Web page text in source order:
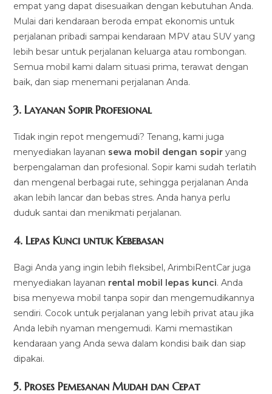
empat yang dapat disesuaikan dengan kebutuhan Anda.
Mulai dari kendaraan beroda empat ekonomis untuk
perjalanan pribadi sampai kendaraan MPV atau SUV yang
lebih besar untuk perjalanan keluarga atau rombongan.
Semua mobil kami dalam situasi prima, terawat dengan
baik, dan siap menemani perjalanan Anda.
3.Layanan Sopir Profesional
Tidak ingin repot mengemudi? Tenang, kami juga
menyediakan layanan sewa mobil dengan sopir yang
berpengalaman dan profesional. Sopir kami sudah terlatih
dan mengenal berbagai rute, sehingga perjalanan Anda
akan lebih lancar dan bebas stres. Anda hanya perlu
duduk santai dan menikmati perjalanan.
4.Lepas Kunci untuk Kebebasan
Bagi Anda yang ingin lebih fleksibel, ArimbiRentCar juga
menyediakan layanan rental mobil lepas kunci. Anda
bisa menyewa mobil tanpa sopir dan mengemudikannya
sendiri. Cocok untuk perjalanan yang lebih privat atau jika
Anda lebih nyaman mengemudi. Kami memastikan
kendaraan yang Anda sewa dalam kondisi baik dan siap
dipakai.
5.Proses Pemesanan Mudah dan Cepat